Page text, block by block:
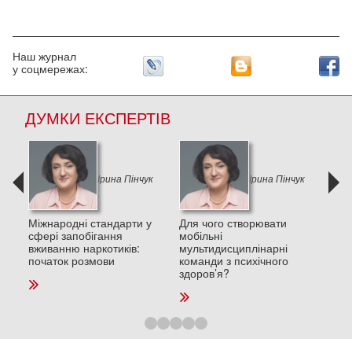
Наш журнал
у соцмережах:
ДУМКИ ЕКСПЕРТІВ
Ірина Пінчук
Міжнародні стандарти у
сфері запобігання
вживанню наркотиків:
початок розмови
Ірина Пінчук
Для чого створювати
мобільні
мультидисциплінарні
команди з психічного
здоров’я?